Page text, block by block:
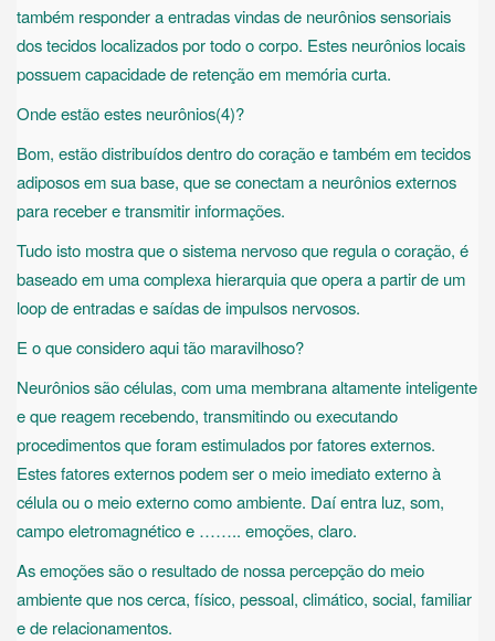
também responder a entradas vindas de neurônios sensoriais
dos tecidos localizados por todo o corpo. Estes neurônios locais
possuem capacidade de retenção em memória curta.
Onde estão estes neurônios(4)?
Bom, estão distribuídos dentro do coração e também em tecidos
adiposos em sua base, que se conectam a neurônios externos
para receber e transmitir informações.
Tudo isto mostra que o sistema nervoso que regula o coração, é
baseado em uma complexa hierarquia que opera a partir de um
loop de entradas e saídas de impulsos nervosos.
E o que considero aqui tão maravilhoso?
Neurônios são células, com uma membrana altamente inteligente
e que reagem recebendo, transmitindo ou executando
procedimentos que foram estimulados por fatores externos.
Estes fatores externos podem ser o meio imediato externo à
célula ou o meio externo como ambiente. Daí entra luz, som,
campo eletromagnético e …….. emoções, claro.
As emoções são o resultado de nossa percepção do meio
ambiente que nos cerca, físico, pessoal, climático, social, familiar
e de relacionamentos.